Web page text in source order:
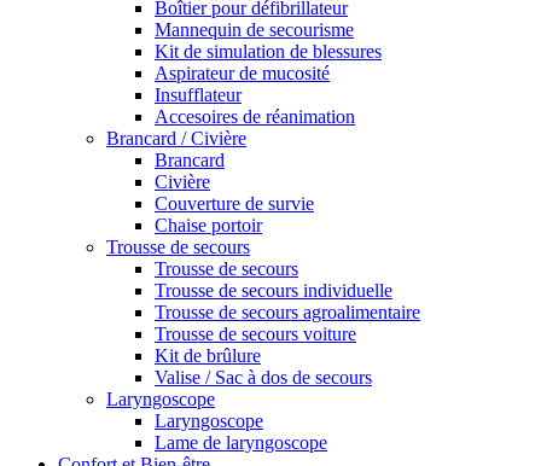
Boîtier pour défibrillateur
Mannequin de secourisme
Kit de simulation de blessures
Aspirateur de mucosité
Insufflateur
Accesoires de réanimation
Brancard / Civière
Brancard
Civière
Couverture de survie
Chaise portoir
Trousse de secours
Trousse de secours
Trousse de secours individuelle
Trousse de secours agroalimentaire
Trousse de secours voiture
Kit de brûlure
Valise / Sac à dos de secours
Laryngoscope
Laryngoscope
Lame de laryngoscope